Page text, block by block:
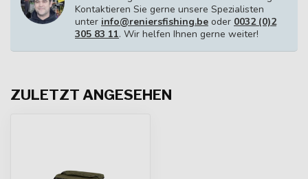
Kontaktieren Sie gerne unsere Spezialisten
unter info@reniersfishing.be oder 0032 (0)2
305 83 11. Wir helfen Ihnen gerne weiter!
ZULETZT ANGESEHEN